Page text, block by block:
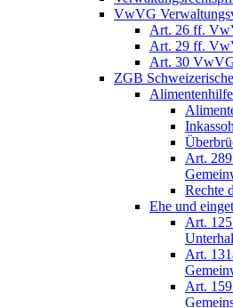
VwVG
Art. 26 ff.
Art. 29 ff.
Art. 30
ZGB
Alimentenhilfe
Art.
Rechte
Ehe und
Art.
Art.
Art.